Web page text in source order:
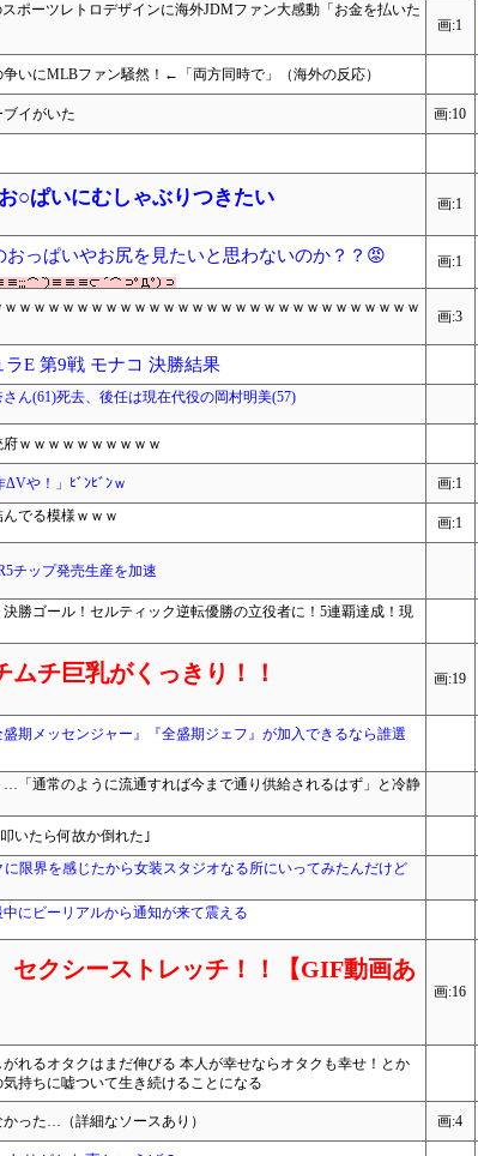
ポーツレトロデザインに海外JDMファン大感動「お金を払いた
画:1
いにMLBファン騒然！←「両方同時で」（海外の反応）
ブイがいた 画:10
○ぱいにむしゃぶりつきたい 画:1
おっぱいやお尻を見たいと思わないのか？？😡 画:1
ｗｗｗｗｗｗｗｗｗｗｗｗｗｗｗｗｗｗｗｗｗｗｗｗｗｗｗｗ
画:3
ラE 第9戦 モナコ 決勝結果
ん(61)死去、後任は現在代役の岡村明美(57)
ｗｗｗｗｗｗｗｗｗｗ
ΔVや！」ﾋﾞﾝﾋﾞﾝｗ 画:1
でる模様ｗｗｗ 画:1
チップ発売生産を加速
勝ゴール！セルティック逆転優勝の立役者に！5連覇達成！現
チ巨乳がくっきり！！ 画:19
期メッセンジャー』『全盛期ジェフ』が加入できるなら誰選
…「通常のように流通すれば今まで通り供給されるはず」と冷静
いたら何故か倒れた｣
に限界を感じたから女装スタジオなる所にいってみたんだけど
にビーリアルから通知が来て震える
クシーストレッチ！！【GIF動画あ
画:16
がれるオタクはまだ伸びる 本人が幸せならオタクも幸せ！とか
持ちに嘘ついて生き続けることになる
った…（詳細なソースあり） 画:4